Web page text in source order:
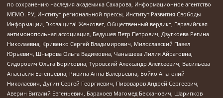
по сохранению наследия академика Сахарова, Информационное агентство
МЕМО. РУ, Институт региональной прессы, Институт Развития Свободы
Информации, Экозащита!-Женсовет, Общественный вердикт, Евразийская
антимонопольная ассоциация, Бедушев Петр Петрович, Дзугкоева Регина
Николаевна, Кривенко Сергей Владимирович, Милославский Павел
Юрьевич, Шнырова Ольга Вадимовна, Чанышева Лилия Айратовна,
Сидорович Ольга Борисовна, Туровский Александр Алексеевич, Васильева
Анастасия Евгеньевна, Ривина Анна Валерьевна, Бойко Анатолий
Николаевич, Дугин Сергей Георгиевич, Пивоваров Андрей Сергеевич,
Аверин Виталий Евгеньевич, Барахоев Магомед Бекханович, Шарипков